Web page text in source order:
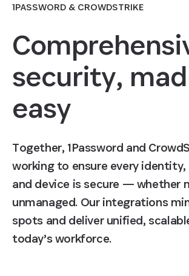
1PASSWORD & CROWDSTRIKE
security,
easy
Together, 1Password and
working to ensure every
and device is secure — whether
unmanaged. Our integrations
spots and deliver unified,
today’s workforce.